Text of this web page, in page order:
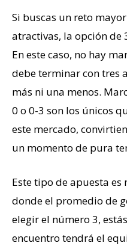
Si buscas un reto
atractivas, la opción de
En este caso, no hay
debe terminar con tres
más ni una menos.
0 o 0-3 son los únicos
este mercado,
un momento de pura
Este tipo de apuesta
donde el promedio de
elegir el número 3,
encuentro tendrá el